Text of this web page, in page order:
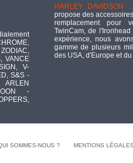
VANCE
V-
S&S -
ARLEN
-
HARLEY DAVIDSON :
propose des
remplacement pour
TwinCam, de
expérience, nous
gamme de plusieurs
des USA, d'Europe et
SOMMES-NOUS ? MENTIONS